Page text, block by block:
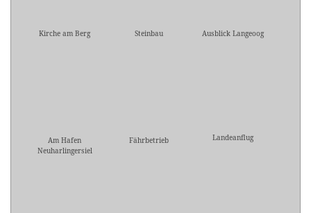
Kirche am Berg Steinbau Ausblick Langeoog
Am Hafen
Neuharlingersiel
Fährbetrieb Landeanflug